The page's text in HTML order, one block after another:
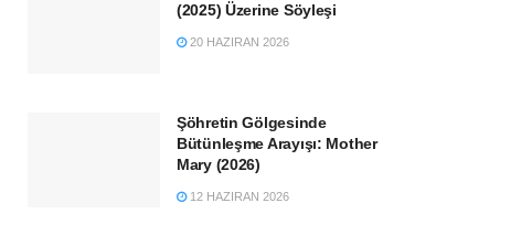
(2025) Üzerine Söyleşi
20 HAZIRAN 2026
Şöhretin Gölgesinde
Bütünleşme Arayışı: Mother
Mary (2026)
12 HAZIRAN 2026